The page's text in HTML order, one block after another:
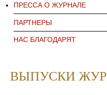
ПРЕССА О ЖУРНАЛЕ
ПАРТНЕРЫ
НАС БЛАГОДАРЯТ
ВЫПУСКИ